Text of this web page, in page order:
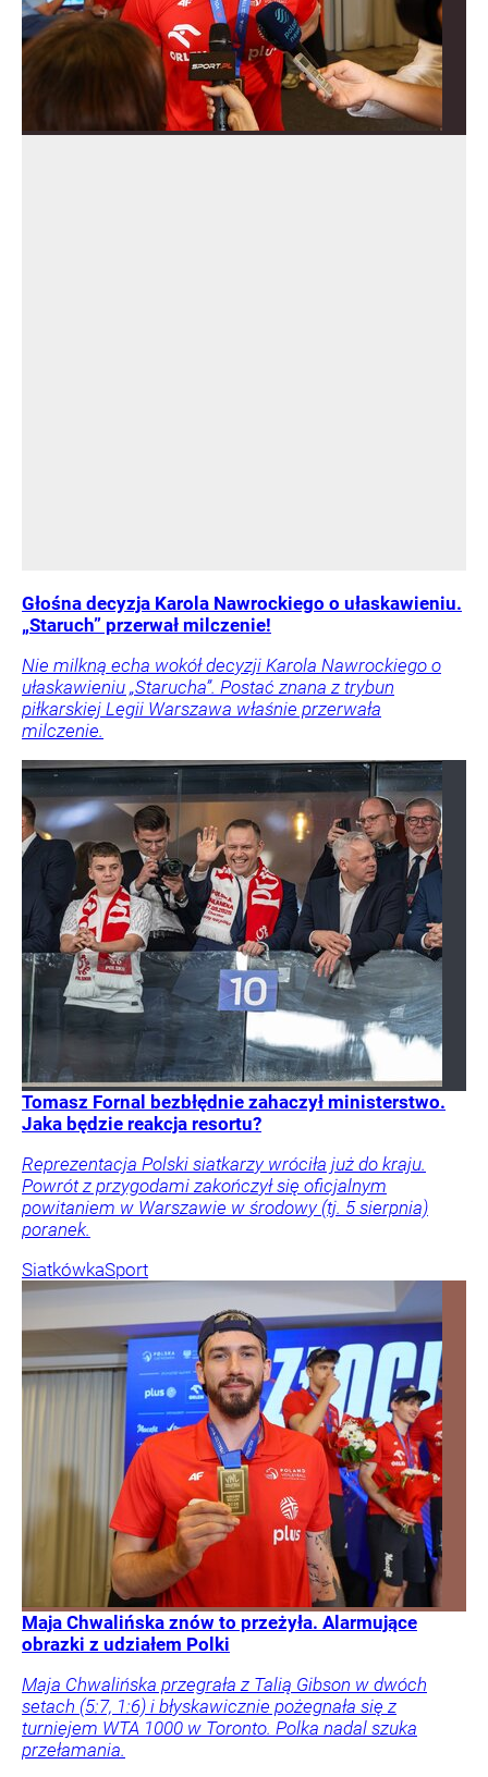
Głośna decyzja Karola Nawrockiego o ułaskawieniu.
„Staruch” przerwał milczenie!
Nie milkną echa wokół decyzji Karola Nawrockiego o
ułaskawieniu „Starucha”. Postać znana z trybun
piłkarskiej Legii Warszawa właśnie przerwała
milczenie.
Tomasz Fornal bezbłędnie zahaczył ministerstwo.
Jaka będzie reakcja resortu?
Reprezentacja Polski siatkarzy wróciła już do kraju.
Powrót z przygodami zakończył się oficjalnym
powitaniem w Warszawie w środowy (tj. 5 sierpnia)
poranek.
SiatkówkaSport
Maja Chwalińska znów to przeżyła. Alarmujące
obrazki z udziałem Polki
Maja Chwalińska przegrała z Talią Gibson w dwóch
setach (5:7, 1:6) i błyskawicznie pożegnała się z
turniejem WTA 1000 w Toronto. Polka nadal szuka
przełamania.